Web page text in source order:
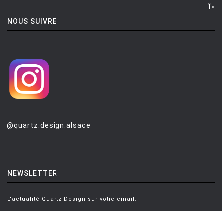
MAGIS
MARIOLUCA GIUSTI
MARTINELLI LUCE
MDF
MOLTENI
NOUS SUIVRE
@quartz.design.alsace
NEWSLETTER
L'actualité Quartz Design sur votre email.